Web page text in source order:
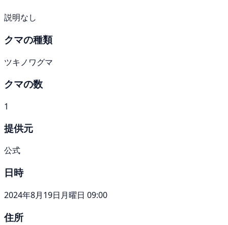
説明なし
クマの種類
ツキノワグマ
クマの数
1
提供元
公式
日時
2024年8月19日月曜日 09:00
住所